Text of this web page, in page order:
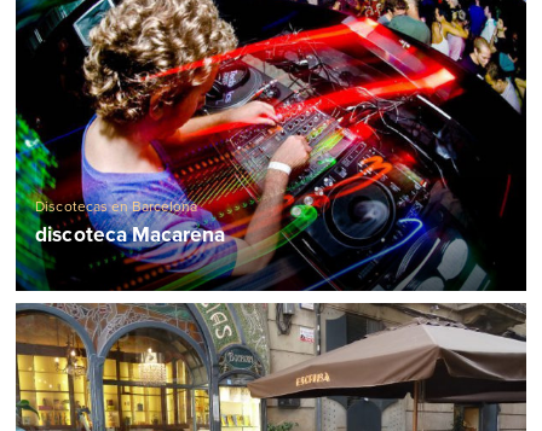
Discotecas en Barcelona
discoteca Macarena